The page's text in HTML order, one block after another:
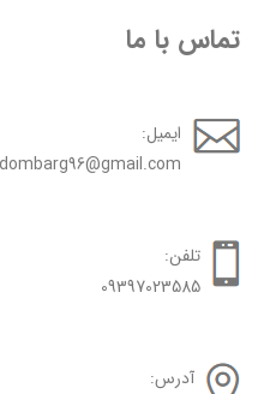
تماس با ما
ایمیل:
dombarg96@gmail.com
تلفن:
09397023585
آدرس: